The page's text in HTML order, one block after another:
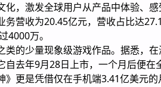
化，激发全球用户从产品中体验、
务营收为20.45亿元，营收占比达
4000万。
类的少量现象级游戏作品。据悉，
自去年9月28日上市，一个月后便在
》更是凭借仅在手机端3.41亿美元